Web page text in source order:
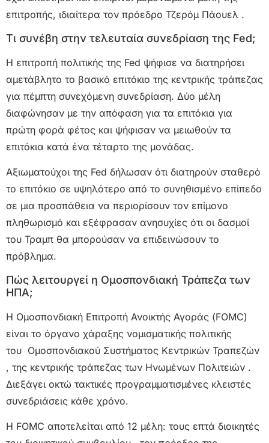
επιτροπής, ιδιαίτερα τον πρόεδρο Τζερόμ Πάουελ .
Τι συνέβη στην τελευταία συνεδρίαση της Fed;
Η επιτροπή πολιτικής της Fed ψήφισε να διατηρήσει
αμετάβλητο το βασικό επιτόκιο της κεντρικής τράπεζας
για πέμπτη συνεχόμενη συνεδρίαση. Δύο μέλη
διαφώνησαν με την απόφαση για τα επιτόκια για
πρώτη φορά φέτος και ψήφισαν να μειωθούν τα
επιτόκια κατά ένα τέταρτο της μονάδας.
Αξιωματούχοι της Fed δήλωσαν ότι διατηρούν σταθερό
το επιτόκιο σε υψηλότερο από το συνηθισμένο επίπεδο
σε μια προσπάθεια να περιορίσουν τον επίμονο
πληθωρισμό και εξέφρασαν ανησυχίες ότι οι δασμοί
του Τραμπ θα μπορούσαν να επιδεινώσουν το
πρόβλημα.
Πώς λειτουργεί η Ομοσπονδιακή Τράπεζα των
ΗΠΑ;
Η Ομοσπονδιακή Επιτροπή Ανοικτής Αγοράς (FOMC)
είναι το όργανο χάραξης νομισματικής πολιτικής
του Ομοσπονδιακού Συστήματος Κεντρικών Τραπεζών
, της κεντρικής τράπεζας των Ηνωμένων Πολιτειών .
Διεξάγει οκτώ τακτικές προγραμματισμένες κλειστές
συνεδριάσεις κάθε χρόνο.
Η FOMC αποτελείται από 12 μέλη: τους επτά διοικητές